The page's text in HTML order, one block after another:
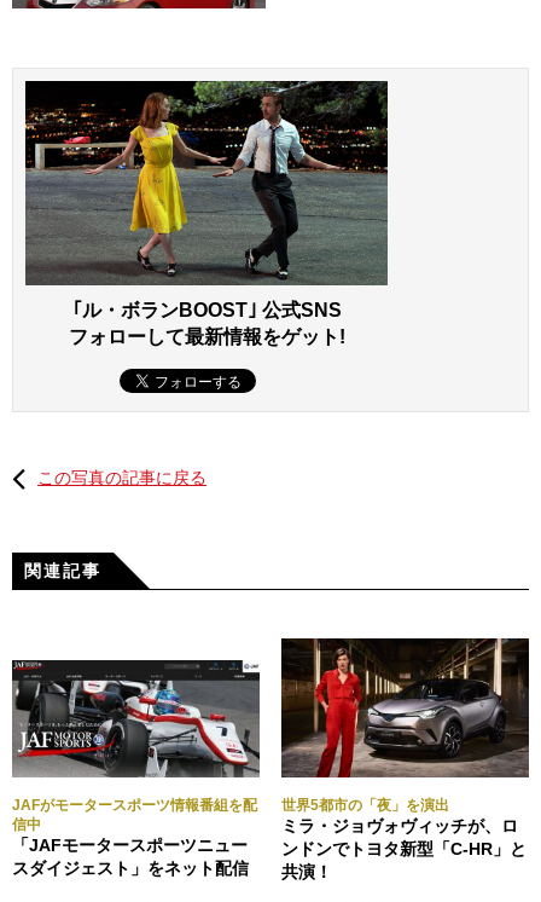
｢ル・ボランBOOST｣ 公式SNS
フォローして最新情報をゲット!
この写真の記事に戻る
関連記事
JAFがモータースポーツ情報番組を配
信中
「JAFモータースポーツニュー
スダイジェスト」をネット配信
世界5都市の「夜」を演出
ミラ・ジョヴォヴィッチが、ロ
ンドンでトヨタ新型「C-HR」と
共演！